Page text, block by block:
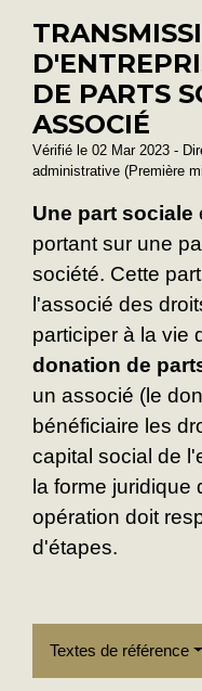
DE PARTS
ASSOCIÉ
Vérifié le 02 Mar 2023 -
administrative (Première
Une part sociale
portant sur une
société. Cette
l'associé des
participer à la vie
donation de
un associé (le
bénéficiaire les
capital social de
la forme juridique
opération doit
d'étapes.
Textes de référence